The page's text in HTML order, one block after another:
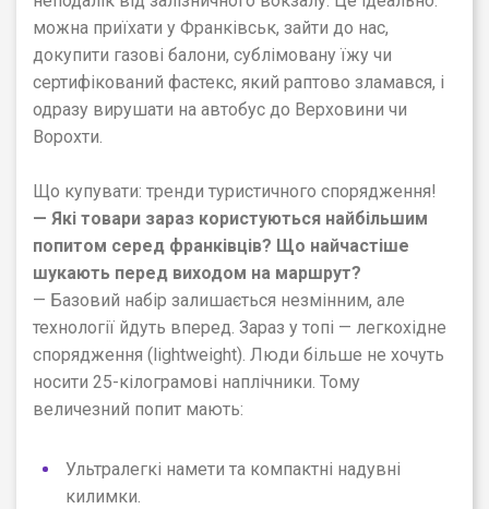
можна приїхати у Франківськ, зайти до нас,
докупити газові балони, сублімовану їжу чи
сертифікований фастекс, який раптово зламався, і
одразу вирушати на автобус до Верховини чи
Ворохти.
Що купувати: тренди туристичного спорядження!
— Які товари зараз користуються найбільшим
попитом серед франківців? Що найчастіше
шукають перед виходом на маршрут?
— Базовий набір залишається незмінним, але
технології йдуть вперед. Зараз у топі — легкохідне
спорядження (lightweight). Люди більше не хочуть
носити 25-кілограмові наплічники. Тому
величезний попит мають:
Ультралегкі намети та компактні надувні
килимки.